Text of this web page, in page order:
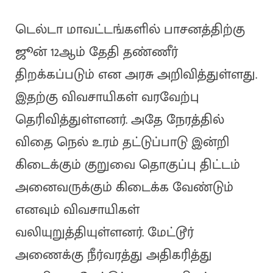
டெல்டா மாவட்டங்களில் பாசனத்திற்கு
ஜூன் 12ஆம் தேதி தண்ணீர்
திறக்கப்படும் என அரசு அறிவித்துள்ளது.
இதற்கு விவசாயிகள் வரவேற்பு
தெரிவித்துள்ளனர். அதே நேரத்தில்
விதை நெல் உரம் தட்டுப்பாடு இன்றி
கிடைக்கும் குறுவை தொகுப்பு திட்டம்
அனைவருக்கும் கிடைக்க வேண்டும்
எனவும் விவசாயிகள்
வலியுறுத்தியுள்ளனர். மேட்டூர்
அணைக்கு நீர்வரத்து அதிகரித்து